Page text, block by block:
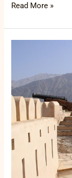
Read More »
Oman
kan
Iran
meer
controle
geven
over
Straat
van
Hormuz